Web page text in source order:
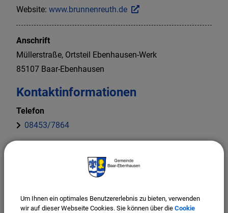
Website: www.brunnenreuth.de
Anschrift
Müllerstraße, Ortsteil Ebenhausen-Werk
85107 Baar-Ebenhausen
Kontaktinformationen
Telefon
08453/7864
www.baar-ebenhausen-evangelisch.de
Um Ihnen ein optimales Benutzererlebnis zu bieten, verwenden
wir auf dieser Webseite Cookies. Sie können über die Cookie